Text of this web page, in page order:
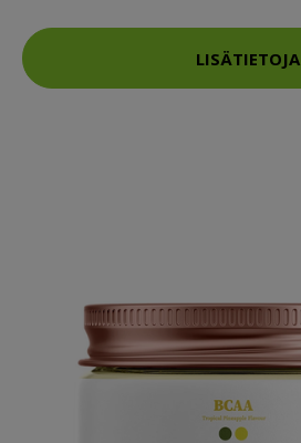
LISÄTIETOJA